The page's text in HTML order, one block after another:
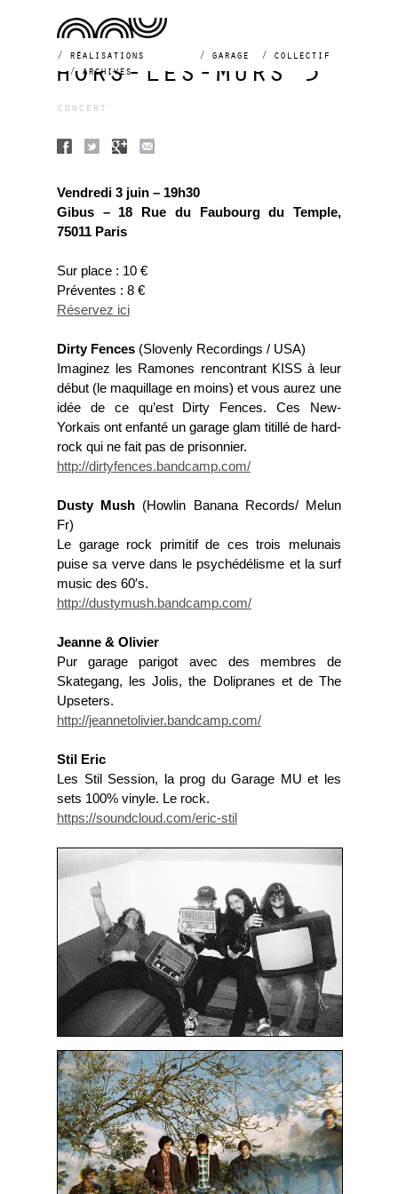
réalisations garage
collectif
archives
hors-les-murs 3
concert
Vendredi 3 juin – 19h30
Gibus – 18 Rue du Faubourg du Temple,
75011 Paris
Sur place : 10 €
Préventes : 8 €
Réservez ici
Dirty Fences (Slovenly Recordings / USA)
Imaginez les Ramones rencontrant KISS à leur
début (le maquillage en moins) et vous aurez une
idée de ce qu’est Dirty Fences. Ces New-
Yorkais ont enfanté un garage glam titillé de hard-
rock qui ne fait pas de prisonnier.
http://dirtyfences.bandcamp.com/
Dusty Mush (Howlin Banana Records/ Melun
Fr)
Le garage rock primitif de ces trois melunais
puise sa verve dans le psychédélisme et la surf
music des 60′s.
http://dustymush.bandcamp.com/
Jeanne & Olivier
Pur garage parigot avec des membres de
Skategang, les Jolis, the Dolipranes et de The
Upseters.
http://jeannetolivier.bandcamp.com/
Stil Eric
Les Stil Session, la prog du Garage MU et les
sets 100% vinyle. Le rock.
https://soundcloud.com/eric-stil